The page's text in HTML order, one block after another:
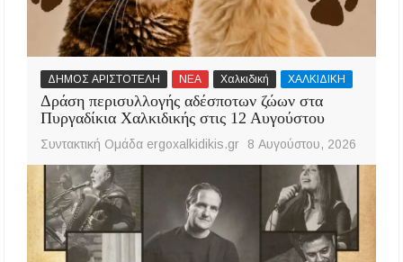
ΔΗΜΟΣ ΑΡΙΣΤΟΤΕΛΗ ΝΕΑ Χαλκιδική ΧΑΛΚΙΔΙΚΗ
Δράση περισυλλογής αδέσποτων ζώων στα
Πυργαδίκια Χαλκιδικής στις 12 Αυγούστου
Συντακτική Ομάδα ergoxalkidikis.gr 8 Αυγούστου, 2026